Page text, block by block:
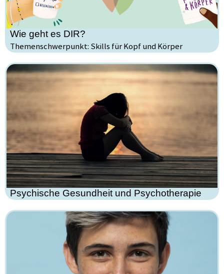
Wie geht es DIR?
Themenschwerpunkt: Skills für Kopf und Körper
Psychische Gesundheit und Psychotherapie